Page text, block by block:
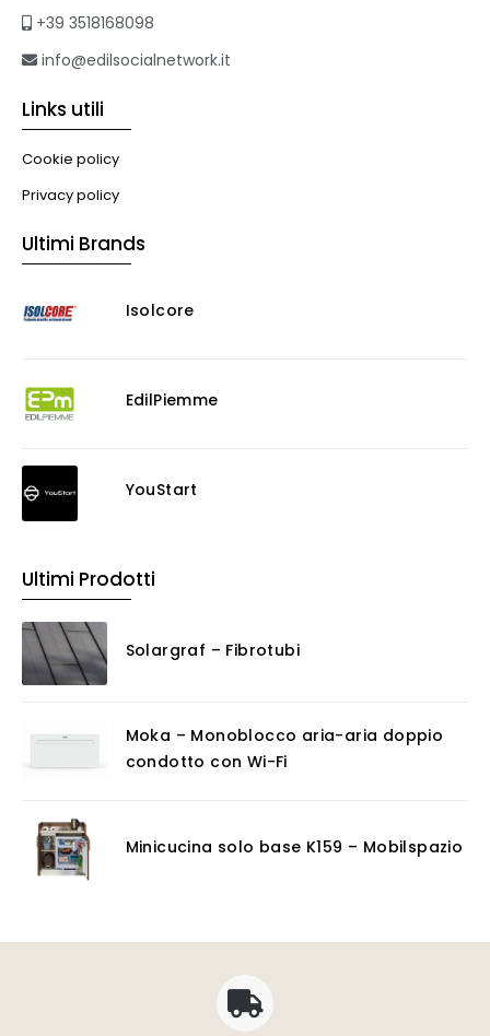
+39 3518168098
info@edilsocialnetwork.it
Links utili
Cookie policy
Privacy policy
Ultimi Brands
Isolcore
EdilPiemme
YouStart
Ultimi Prodotti
Solargraf – Fibrotubi
Moka – Monoblocco aria-aria doppio
condotto con Wi-Fi
Minicucina solo base K159 – Mobilspazio